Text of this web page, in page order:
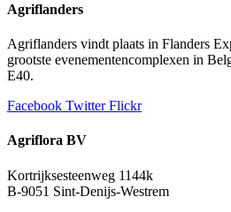
Agriflanders
Agriflanders vindt plaats in Flanders
grootste evenementencomplexen in
E40.
Facebook Twitter Flickr
Agriflora BV
Kortrijksesteenweg 1144k
B-9051 Sint-Denijs-Westrem